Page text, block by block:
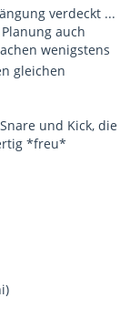
verdeckt ...
auch
wenigstens
gleichen
und Kick, die
*freu*